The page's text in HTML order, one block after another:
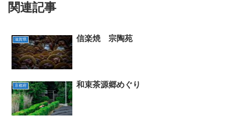
関連記事
滋賀県 信楽焼 宗陶苑
京都府 和束茶源郷めぐり